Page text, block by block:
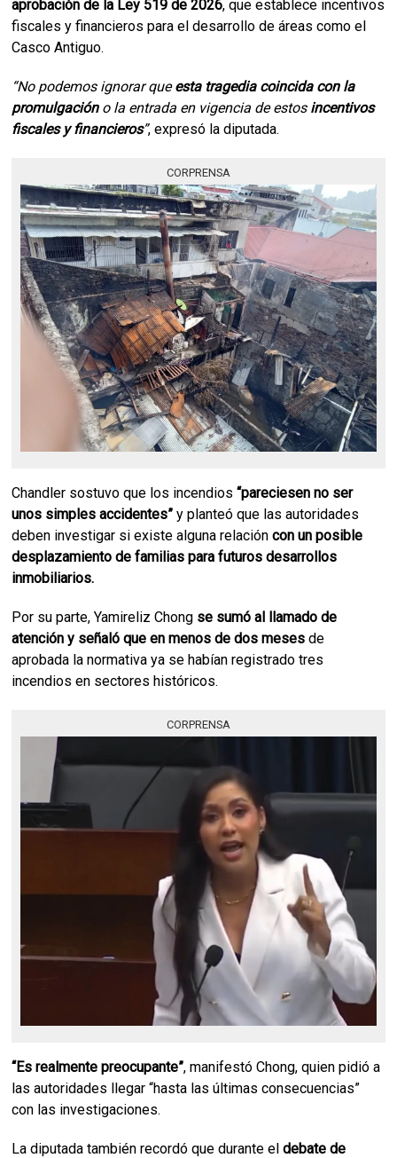
aprobación de la Ley 519 de 2026, que establece incentivos
fiscales y financieros para el desarrollo de áreas como el
Casco Antiguo.
“No podemos ignorar queesta tragedia coincida con la
promulgacióno la entrada en vigencia de estos incentivos
fiscales y financieros”, expresó la diputada.
CORPRENSA
Chandler sostuvo que los incendios“pareciesen no ser
unos simples accidentes” y planteó que las autoridades
deben investigar si existe alguna relacióncon un posible
desplazamiento de familias para futuros desarrollos
inmobiliarios.
Por su parte, Yamireliz Chong se sumó al llamado de
atención y señaló que en menos de dos meses de
aprobada la normativa ya se habían registrado tres
incendios en sectores históricos.
CORPRENSA
“Es realmente preocupante”, manifestó Chong, quien pidió a
las autoridades llegar “hasta las últimas consecuencias”
con las investigaciones.
La diputada también recordó que durante eldebate de